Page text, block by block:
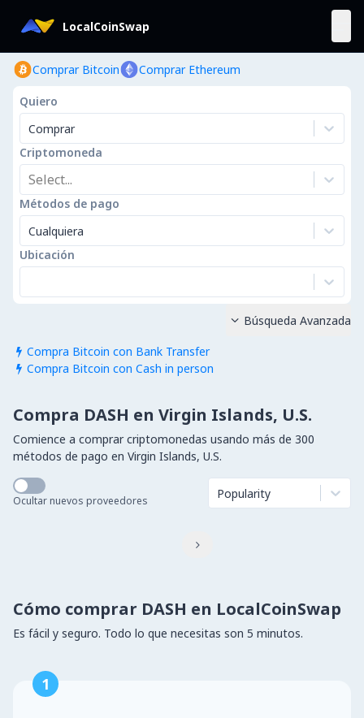
LocalCoinSwap
Comprar Bitcoin Comprar Ethereum
Quiero
Comprar
Criptomoneda
Select...
Métodos de pago
Cualquiera
Ubicación
 Compra Bitcoin con Bank Transfer
 Compra Bitcoin con Cash in person
 Búsqueda Avanzada
Compra DASH en Virgin Islands, U.S.
Comience a comprar criptomonedas usando más de 300
métodos de pago en Virgin Islands, U.S.
Ocultar nuevos proveedores Popularity

Cómo comprar DASH en LocalCoinSwap
Es fácil y seguro. Todo lo que necesitas son 5 minutos.
1